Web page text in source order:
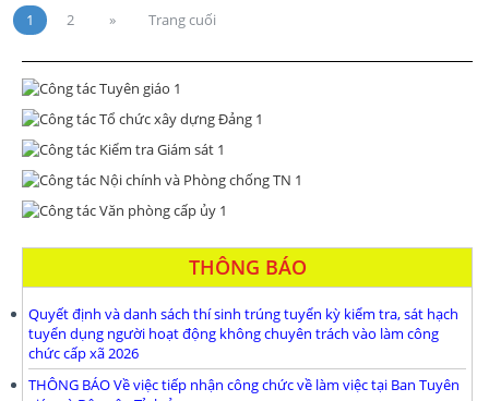
1 2 » Trang cuối
THÔNG BÁO
Quyết định và danh sách thí sinh trúng tuyển kỳ kiểm tra, sát hạch
tuyển dụng người hoạt động không chuyên trách vào làm công
chức cấp xã 2026
THÔNG BÁO Về việc tiếp nhận công chức về làm việc tại Ban Tuyên